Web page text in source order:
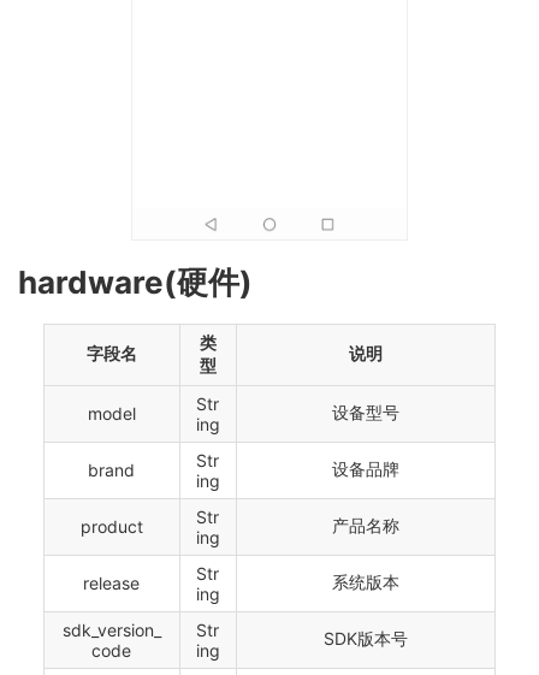
hardware(硬件)
字段名
类
型
说明
model
Str
ing
设备型号
brand
Str
ing
设备品牌
product
Str
ing
产品名称
release
Str
ing
系统版本
sdk_version_
code
Str
ing
SDK版本号